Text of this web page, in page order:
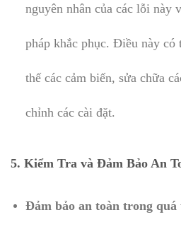
nguyên nhân của các lỗi này
pháp khắc phục. Điều này có
thế các cảm biến, sửa chữa
chỉnh các cài đặt.
5. Kiểm Tra và Đảm Bảo An
Đảm bảo an toàn trong